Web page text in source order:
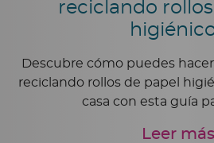
reciclando
Descubre cómo puedes
reciclando rollos de papel
casa con esta guía
Leer más